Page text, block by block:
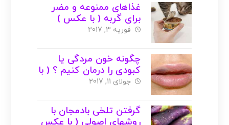
غذاهای ممنوعه و مضر
برای گربه ( با عکس )
فوریه 3, 2017
چگونه خون مردگی یا
کبودی را درمان کنیم ؟ ( با
عکس )
جولای 11, 2017
گرفتن تلخی بادمجان با
روشهای اصولی ( با عکس